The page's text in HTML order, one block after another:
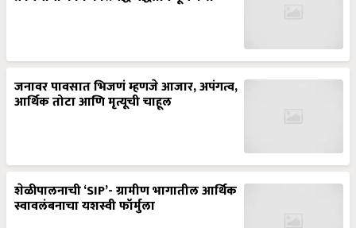
जनावर पावसात भिजणं म्हणजे आजार, अपंगत्व,
आर्थिक तोटा आणि मृत्यूची चाहूल
शेळीपालनाची ‘SIP’- ग्रामीण भागातील आर्थिक
स्वावलंबनाचा यशस्वी फॉर्मुला